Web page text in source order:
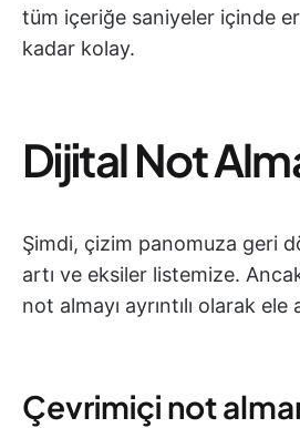
tüm içeriğe saniyeler içinde
kadar kolay.
Dijital Not
Şimdi, çizim panomuza geri
artı ve eksiler listemize.
not almayı ayrıntılı olarak ele
Çevrimiçi not